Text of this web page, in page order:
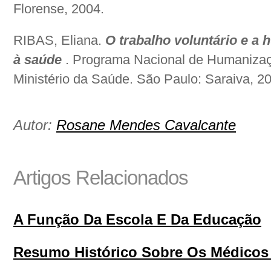
Florense, 2004.
RIBAS, Eliana. O trabalho voluntário e a
à saúde . Programa Nacional de
Ministério da Saúde. São Paulo: Saraiva,
Autor: Rosane Mendes Cavalcante
Artigos Relacionados
A Função Da Escola E Da Educação
Resumo Histórico Sobre Os